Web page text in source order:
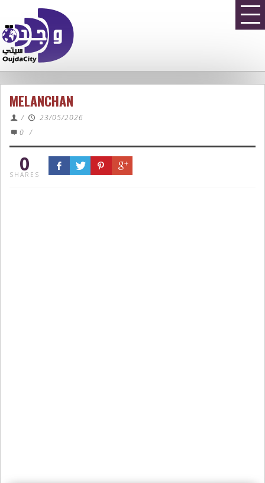
MELANCHAN
/
23/05/2026
0 /
0
SHARES